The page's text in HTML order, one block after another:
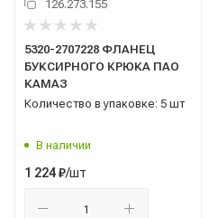
126.273.155
5320-2707228 ФЛАНЕЦ
БУКСИРНОГО КРЮКА ПАО
КАМАЗ
Количество в упаковке: 5 шт
В наличии
1 224₽/шт